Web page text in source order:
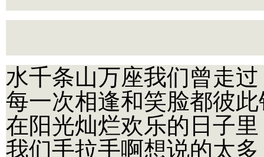
水千条山万座我们曾走过
每一次相逢和笑脸都彼
在阳光灿烂欢乐的日子里
我们手拉手啊想说的太多